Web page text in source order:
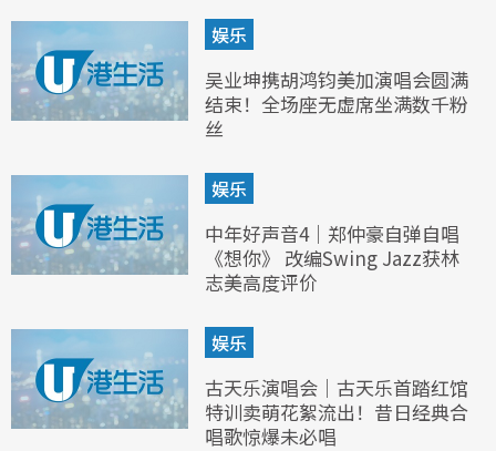
娱乐
吴业坤携胡鸿钧美加演唱会圆满
结束！全场座无虚席坐满数千粉
丝
娱乐
中年好声音4｜郑仲豪自弹自唱
《想你》 改编Swing Jazz获林
志美高度评价
娱乐
古天乐演唱会｜古天乐首踏红馆
特训卖萌花絮流出！昔日经典合
唱歌惊爆未必唱